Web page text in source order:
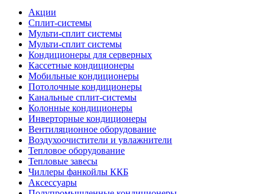
Акции
Сплит-системы
Мульти-сплит системы
Мульти-сплит системы
Кондиционеры для серверных
Кассетные кондиционеры
Мобильные кондиционеры
Потолочные кондиционеры
Канальные сплит-системы
Колонные кондиционеры
Инверторные кондиционеры
Вентиляционное оборудование
Воздухоочистители и увлажнители
Тепловое оборудование
Тепловые завесы
Чиллеры фанкойлы ККБ
Аксессуары